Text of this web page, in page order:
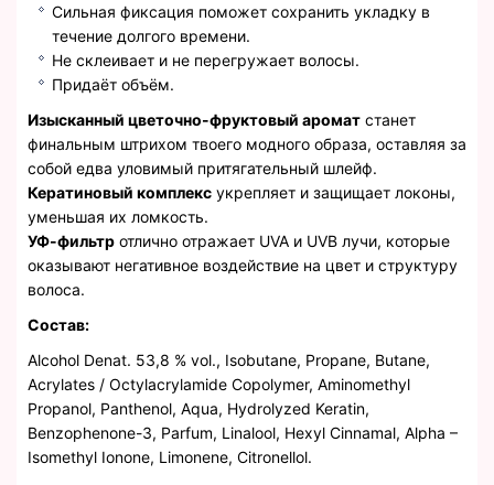
Сильная фиксация поможет сохранить укладку в
течение долгого времени.
Не склеивает и не перегружает волосы.
Придаёт объём.
Изысканный цветочно-фруктовый аромат станет
финальным штрихом твоего модного образа, оставляя за
собой едва уловимый притягательный шлейф.
Кератиновый комплекс укрепляет и защищает локоны,
уменьшая их ломкость.
УФ-фильтр отлично отражает UVA и UVB лучи, которые
оказывают негативное воздействие на цвет и структуру
волоса.
Состав:
Alcohol Denat. 53,8 % vol., Isobutane, Propane, Butane,
Acrylates / Octylacrylamide Copolymer, Aminomethyl
Рropanol, Panthenol, Aqua, Hydrolyzed Keratin,
Benzophenone-3, Parfum, Linalool, Hexyl Cinnamal, Alpha –
Isomethyl Ionone, Limonene, Citronellol.